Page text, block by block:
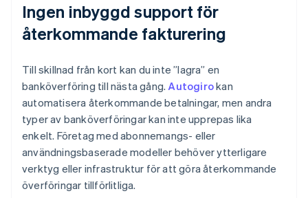
Ingen inbyggd support för
återkommande fakturering
Till skillnad från kort kan du inte ”lagra” en
banköverföring till nästa gång.Autogirokan
automatisera återkommande betalningar, men andra
typer av banköverföringar kan inte upprepas lika
enkelt. Företag med abonnemangs- eller
användningsbaserade modeller behöver ytterligare
verktyg eller infrastruktur för att göra återkommande
överföringar tillförlitliga.